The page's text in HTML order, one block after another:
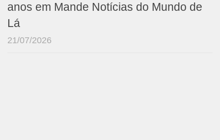
anos em Mande Notícias do Mundo de
Lá
21/07/2026